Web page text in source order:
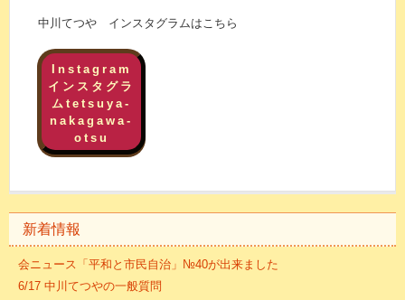
中川てつや インスタグラムはこちら
Instagram
インスタグラ
ムtetsuya-
nakagawa-
otsu
新着情報
会ニュース「平和と市民自治」№40が出来ました
6/17 中川てつやの一般質問